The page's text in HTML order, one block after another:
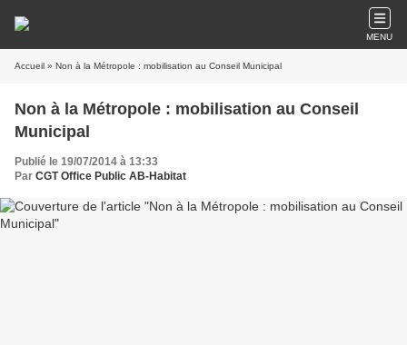
MENU
Accueil » Non à la Métropole : mobilisation au Conseil Municipal
Non à la Métropole : mobilisation au Conseil
Municipal
Publié le 19/07/2014 à 13:33
Par CGT Office Public AB-Habitat